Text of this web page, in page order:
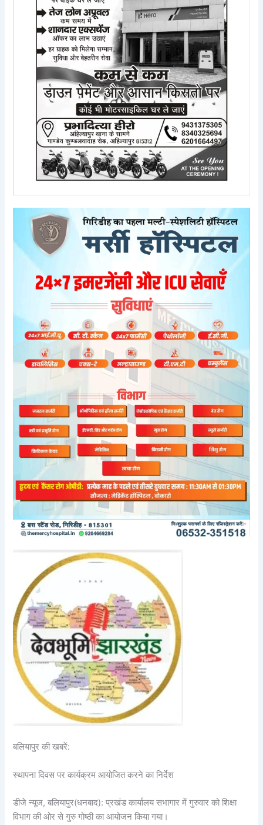
बलियापुर की खबरें:
स्थापना दिवस पर कार्यक्रम आयोजित करने का निर्देश
डीजे न्यूज, बलियापुर(धनबाद): प्रखंड कार्यालय सभागार में गुरुवार को शिक्षा
विभाग की ओर से गुरु गोष्ठी का आयोजन किया गया।